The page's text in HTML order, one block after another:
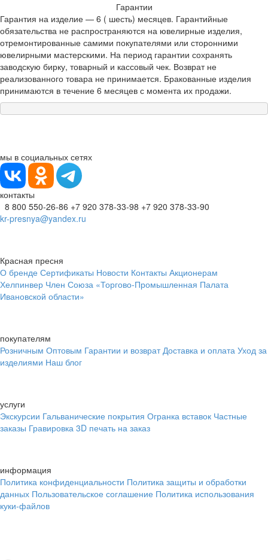
Гарантии
Гарантия на изделие — 6 ( шесть) месяцев. Гарантийные
обязательства не распространяются на ювелирные изделия,
отремонтированные самими покупателями или сторонними
ювелирными мастерскими. На период гарантии сохранять
заводскую бирку, товарный и кассовый чек. Возврат не
реализованного товара не принимается. Бракованные изделия
принимаются в течение 6 месяцев с момента их продажи.
мы в социальных сетях
контакты
8 800 550-26-86 +7 920 378-33-98 +7 920 378-33-90
kr-presnya@yandex.ru
Красная пресня
О бренде Сертификаты Новости Контакты Акционерам
Хелпинвер Член Союза «Торгово-Промышленная Палата
Ивановской области»
покупателям
Розничным Оптовым Гарантии и возврат Доставка и оплата Уход за
изделиями Наш блог
услуги
Экскурсии Гальванические покрытия Огранка вставок Частные
заказы Гравировка 3D печать на заказ
информация
Политика конфиденциальности Политика защиты и обработки
данных Пользовательское соглашение Политика использования
куки-файлов